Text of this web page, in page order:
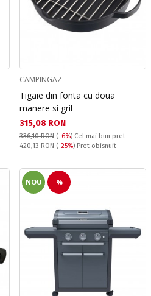
CAMPINGAZ
Tigaie din fonta cu doua
manere si gril
Текуща цена:
315,08 RON
336,10 RON (-6%) Cel mai bun pret
Pret obisnuit:
420,13 RON (-25%) Pret obisnuit
NOU %